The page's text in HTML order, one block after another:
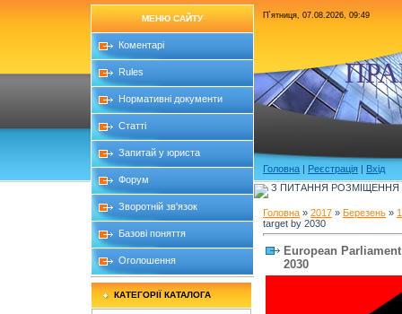
МЕНЮ САЙТУ
Коментарі
Rules
Нормативні документи
Статті
Запитай у юриста
Форум
Зворотній зв'язок
Базові поняття
Оголошення
КАТЕГОРІЇ КАТАЛОГА
П`ятниця, 07.08.2026, 09:49
Головна | Реєстрація | Вхід
З ПИТАННЯ РОЗМІЩЕННЯ
Головна » 2017 » Березень »
target by 2030
European
2030